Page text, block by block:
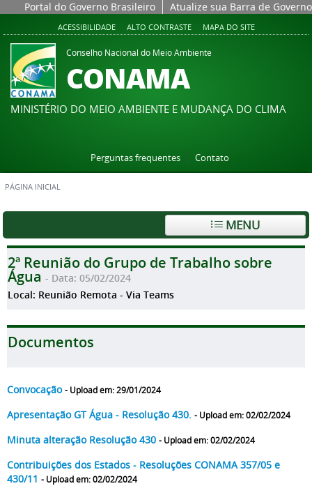
Portal do Governo Brasileiro Atualize sua Barra de Governo
ACESSIBILIDADE ALTO CONTRASTE MAPA DO SITE
Conselho Nacional do Meio Ambiente
CONAMA
MINISTÉRIO DO MEIO AMBIENTE E MUDANÇA DO CLIMA
Perguntas frequentes Contato
PÁGINA INICIAL
MENU
2ª Reunião do Grupo de Trabalho sobre
Água - Data: 05/02/2024
Local: Reunião Remota - Via Teams
Documentos
Convocação - Upload em: 29/01/2024
Apresentação GT Água - Resolução 430. - Upload em: 02/02/2024
Minuta alteração Resolução 430 - Upload em: 02/02/2024
Contribuições dos Estados - Resoluções CONAMA 357/05 e
430/11 - Upload em: 02/02/2024